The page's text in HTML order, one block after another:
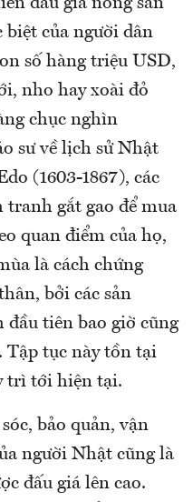
biệt của người dân
số hàng triệu USD,
nho hay xoài đỏ
chục nghìn
sư về lịch sử Nhật
(1603-1867), các
gắt gao để mua
quan điểm của họ,
là cách chứng
bởi các sản
tiên bao giờ cũng
Tập tục này tồn tại
trì tới hiện tại.
bảo quản, vận
người Nhật cũng là
đấu giá lên cao.